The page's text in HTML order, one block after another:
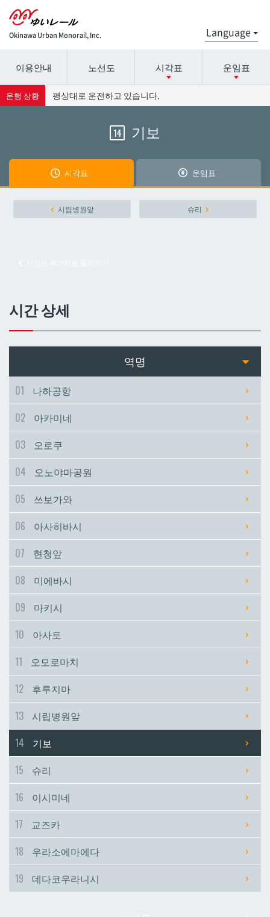
Okinawa Urban Monorail, Inc.
시간표 세부 정보의 방송국 이름을 선택하십시오.
나하공항
아사토
시립병원앞
이시미네
데다코우라니시
요금표에 대한 자세한 내용은 역 이름을 선택하십시오.
나하공항
아사토
시립병원앞
이시미네
데다코우라니시
이용안내 노선도 시각표 운임표
운행 상황 평상대로 운전하고 있습니다.
14 기보
시각표 운임표
시립병원앞 슈리
시간 상세
역명
01
나하공항
02
아카미네
03
오로쿠
04
오노야마공원
05
쓰보가와
06
아사히바시
07
현청앞
08
미에바시
09
마키시
10
아사토
11
오모로마치
12
후루지마
13
시립병원앞
14
기보
15
슈리
16
이시미네
17
교즈카
18
우라소에마에다
19
데다코우라니시